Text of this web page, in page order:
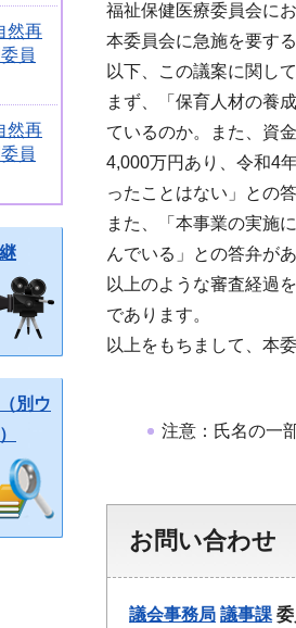
然再
員
然再
員
別ウ
福祉保健医療委員会に
本委員会に急施を要す
以下、この議案に関し
まず、「保育人材の養
ているのか。また、資
4,000万円あり、令和4
ったことはない」との
また、「本事業の実施
んでいる」との答弁が
以上のような審査経過
であります。
以上をもちまして、本
注意：氏名の一
お問い合わせ
議会事務局 議事課